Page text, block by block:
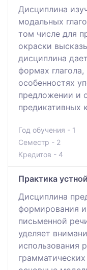
Дисциплина
модальных
том числе для
окраски
дисциплина
формах
особенностях
предложении и
предикативных
Год обучения - 1
Семестр - 2
Кредитов - 4
Практика
Дисциплина
формирования
письменной
уделяет
использования